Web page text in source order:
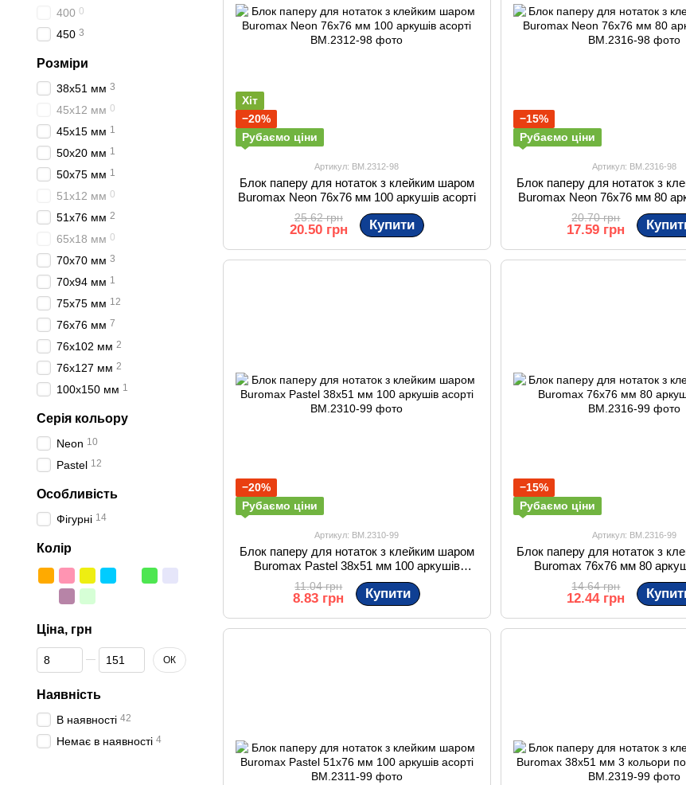
Хіт
−20%
Рубаємо ціни
Артикул: BM.2312-98
Блок паперу для нотаток з клейким шаром
Buromax Neon 76x76 мм 100 аркушів асорті
25.62 грн
20.50 грн Купити
−15%
Рубаємо ціни
Артикул: BM.2316-98
Блок паперу для нотаток з
Buromax Neon 76x76 мм 80
20.70 грн
17.59 грн
−20%
Рубаємо ціни
Артикул: BM.2310-99
Блок паперу для нотаток з клейким шаром
Buromax Pastel 38x51 мм 100 аркушів
асорті
11.04 грн
8.83 грн Купити
−15%
Рубаємо ціни
Артикул: BM.2316-99
Блок паперу для нотаток з
Buromax 76x76 мм 80
14.64 грн
12.44 грн
400 0
450 3
Розміри
38x51 мм 3
45x12 мм 0
45x15 мм 1
50x20 мм 1
50x75 мм 1
51x12 мм 0
51x76 мм 2
65x18 мм 0
70x70 мм 3
70x94 мм 1
75x75 мм 12
76x76 мм 7
76x102 мм 2
76x127 мм 2
100x150 мм 1
Серія кольору
Neon 10
Pastel 12
Особливість
Фігурні 14
Колір
Ціна, грн
Від Ціна, грн
До Ціна, грн ОК
Наявність
В наявності 42
Немає в наявності 4